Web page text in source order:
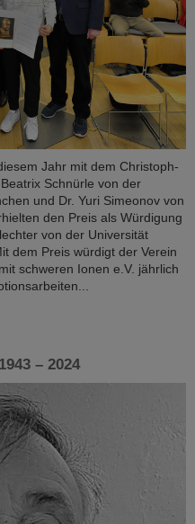
Jahr mit dem Christoph-
Schnürle von der
und Dr. Yuri Simeonov von
den Preis als Würdigung
von der Universität
dem Preis würdigt der Verein
schweren Ionen e.V. jährlich
– 2024